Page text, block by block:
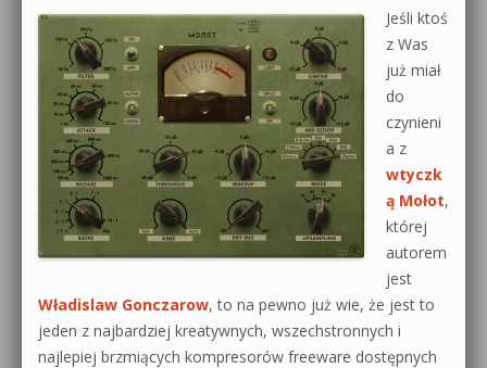
Jeśli ktoś
z Was
już miał
do
czynieni
a z
wtyczk
ą Mołot,
której
autorem
jest
Władislaw Gonczarow, to na pewno już wie, że jest to
jeden z najbardziej kreatywnych, wszechstronnych i
najlepiej brzmiących kompresorów freeware dostępnych